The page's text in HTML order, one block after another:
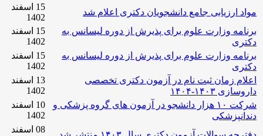
مواد ارزیابی جامع دانشجویان دکتری اعلام شد
15 اسفند
1402
برنامه وزارت علوم برای پذیرش از دوره لیسانس به
دکتری
15 اسفند
1402
برنامه وزارت علوم برای پذیرش از دوره لیسانس به
دکتری
15 اسفند
1402
اعلام زمان ثبت نام در آزمون دکتری تخصصی
داروسازی ۱۴۰۳-۱۴۰۴
13 اسفند
1402
شرکت ۱۰ هزار دانشجو در آزمون های گروه پزشکی و
دندانپزشکی
10 اسفند
1402
08 اسفند